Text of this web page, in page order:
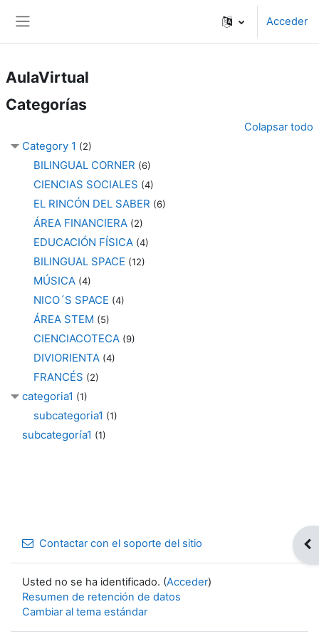
Acceder
AulaVirtual
Categorías
Colapsar todo
Category 1 (2)
BILINGUAL CORNER (6)
CIENCIAS SOCIALES (4)
EL RINCÓN DEL SABER (6)
ÁREA FINANCIERA (2)
EDUCACIÓN FÍSICA (4)
BILINGUAL SPACE (12)
MÚSICA (4)
NICO´S SPACE (4)
ÁREA STEM (5)
CIENCIACOTECA (9)
DIVIORIENTA (4)
FRANCÉS (2)
categoria1 (1)
subcategoria1 (1)
subcategoría1 (1)
Contactar con el soporte del sitio
Usted no se ha identificado. (Acceder)
Resumen de retención de datos
Cambiar al tema estándar